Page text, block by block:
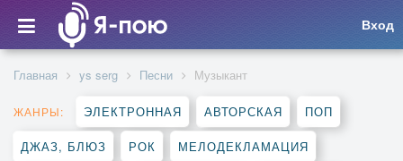
Вход
Главная ys serg Песни Музыкант
ЖАНРЫ: ЭЛЕКТРОННАЯ АВТОРСКАЯ ПОП
ДЖАЗ, БЛЮЗ РОК МЕЛОДЕКЛАМАЦИЯ